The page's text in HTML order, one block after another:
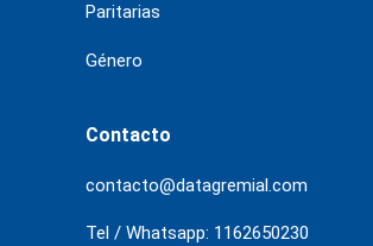
Paritarias
Género
Contacto
contacto@datagremial.com
Tel / Whatsapp: 1162650230